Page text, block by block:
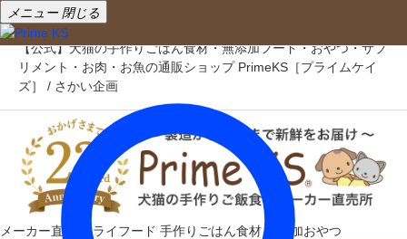
メニュー 閉じる
【公式】犬猫の手作りごはん食材・無添加フード・おやつ・サプ
リメント・お肉・お魚の通販ショップ PrimeKS［プライムケイ
ズ］ / さかい企画
メーカー直売 ドライフード 手作りごはん食材
無添加おやつ